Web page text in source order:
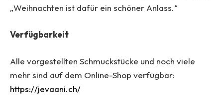
„Weihnachten ist dafür ein schöner Anlass.“
Verfügbarkeit
Alle vorgestellten Schmuckstücke und noch viele
mehr sind auf dem Online-Shop verfügbar:
https://jevaani.ch/